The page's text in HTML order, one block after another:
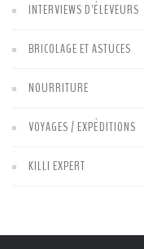
INTERVIEWS D'ÉLEVEURS
BRICOLAGE ET ASTUCES
NOURRITURE
VOYAGES / EXPÉDITIONS
KILLI EXPERT